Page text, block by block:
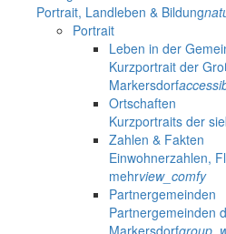
Portrait, Landleben & Bildung
Portrait
Leben in der
Kurzportrait der
Markersdorf
Ortschaften
Kurzportraits der
Zahlen & Fakten
Einwohnerzahlen,
mehrview_comfy
Partnergemeinden
Partnergemeinden
Markersdorf